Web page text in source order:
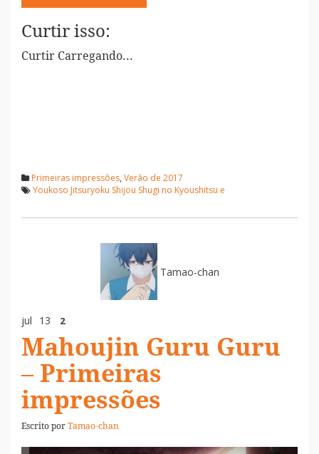
Curtir isso:
Curtir Carregando...
Primeiras impressões, Verão de 2017
Youkoso Jitsuryoku Shijou Shugi no Kyoushitsu e
Tamao-chan
jul 13 2
Mahoujin Guru Guru
– Primeiras
impressões
Escrito porTamao-chan